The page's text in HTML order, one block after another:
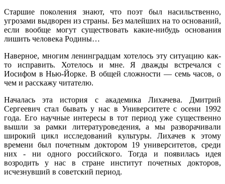
Старшие поколения знают, что поэт был насильственно,
угрозами выдворен из страны. Без малейших на то оснований,
если вообще могут существовать какие-нибудь основания
лишить человека Родины…
Наверное, многим ленинградцам хотелось эту ситуацию как-
то исправить. Хотелось и мне. Я дважды встречался с
Иосифом в Нью-Йорке. В общей сложности — семь часов, о
чем и расскажу читателю.
Началась эта история с академика Лихачева. Дмитрий
Сергеевич стал бывать у нас в Университете с осени 1992
года. Его научные интересы в тот период уже существенно
вышли за рамки литературоведения, а мы разворачивали
широкий цикл исследований культуры. Лихачев к этому
времени был почетным доктором 19 университетов, среди
них - ни одного российского. Тогда и появилась идея
возродить у нас в стране институт почетных докторов,
исчезнувший в советский период.